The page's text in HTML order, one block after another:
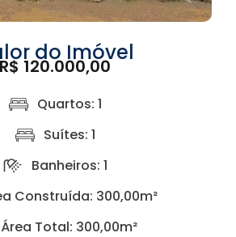
do Imóvel
R$ 120.000,00
Quartos: 1
Suítes: 1
Banheiros: 1
Construída: 300,00m²
Área Total: 300,00m²